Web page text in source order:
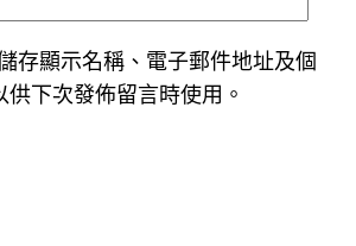
存顯示名稱、電子郵件地址及個
供下次發佈留言時使用。